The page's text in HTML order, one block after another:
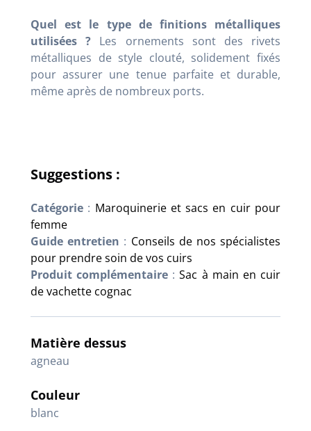
Quel est le type de finitions métalliques
utilisées ? Les ornements sont des rivets
métalliques de style clouté, solidement fixés
pour assurer une tenue parfaite et durable,
même après de nombreux ports.
Suggestions :
Catégorie : Maroquinerie et sacs en cuir pour
femme
Guide entretien : Conseils de nos spécialistes
pour prendre soin de vos cuirs
Produit complémentaire :Sac à main en cuir
de vachette cognac
Matière dessus
agneau
Couleur
blanc